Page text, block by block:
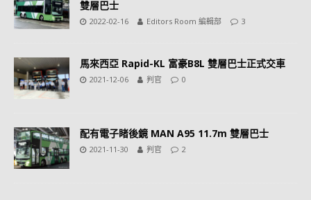
雙層巴士
2022-02-16 Editors Room 編輯部 3
馬來西亞 Rapid-KL 富豪B8L 雙層巴士正式交車
2021-12-06 判官 0
配有電子睹後鏡 MAN A95 11.7m 雙層巴士
2021-11-30 判官 2